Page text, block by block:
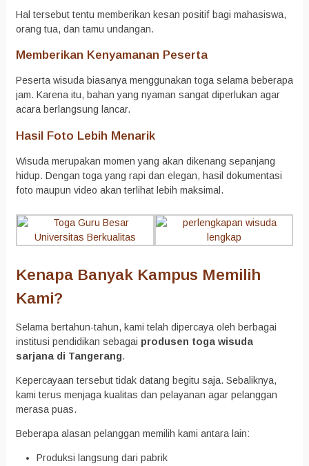
Hal tersebut tentu memberikan kesan positif bagi mahasiswa,
orang tua, dan tamu undangan.
Memberikan Kenyamanan Peserta
Peserta wisuda biasanya menggunakan toga selama beberapa
jam. Karena itu, bahan yang nyaman sangat diperlukan agar
acara berlangsung lancar.
Hasil Foto Lebih Menarik
Wisuda merupakan momen yang akan dikenang sepanjang
hidup. Dengan toga yang rapi dan elegan, hasil dokumentasi
foto maupun video akan terlihat lebih maksimal.
Kenapa Banyak Kampus Memilih
Kami?
Selama bertahun-tahun, kami telah dipercaya oleh berbagai
institusi pendidikan sebagai produsen toga wisuda
sarjana di Tangerang.
Kepercayaan tersebut tidak datang begitu saja. Sebaliknya,
kami terus menjaga kualitas dan pelayanan agar pelanggan
merasa puas.
Beberapa alasan pelanggan memilih kami antara lain:
Produksi langsung dari pabrik